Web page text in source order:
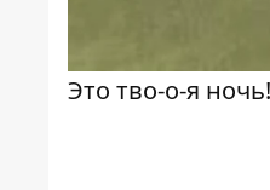
Это тво-о-я ночь!